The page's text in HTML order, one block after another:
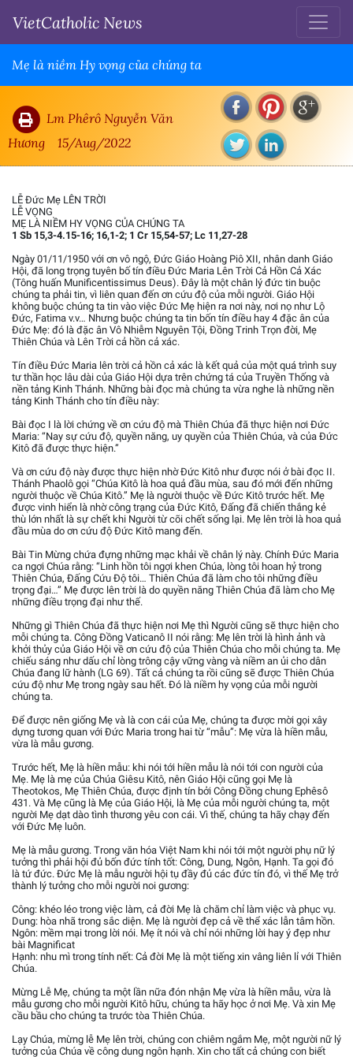
VietCatholic News
Mẹ là niềm Hy vọng của chúng ta
Lm Phêrô Nguyễn Văn
Hương
15/Aug/2022
LỄ Đức Mẹ LÊN TRỜI
LỄ VỌNG
MẸ LÀ NIỀM HY VỌNG CỦA CHÚNG TA
1 Sb 15,3-4.15-16; 16,1-2; 1 Cr 15,54-57; Lc 11,27-28
Ngày 01/11/1950 với ơn vô ngộ, Đức Giáo Hoàng Piô XII, nhân danh Giáo
Hội, đã long trọng tuyên bố tín điều Đức Maria Lên Trời Cả Hồn Cả Xác
(Tông huấn Munificentissimus Deus). Đây là một chân lý đức tin buộc
chúng ta phải tin, vì liên quan đến ơn cứu độ của mỗi người. Giáo Hội
không buộc chúng ta tin vào việc Đức Mẹ hiện ra nơi này, nơi nọ như Lộ
Đức, Fatima v.v… Nhưng buộc chúng ta tin bốn tín điều hay 4 đặc ân của
Đức Mẹ: đó là đặc ân Vô Nhiễm Nguyên Tội, Đồng Trinh Trọn đời, Mẹ
Thiên Chúa và Lên Trời cả hồn cả xác.
Tín điều Đức Maria lên trời cả hồn cả xác là kết quả của một quá trình suy
tư thần học lâu dài của Giáo Hội dựa trên chứng tá của Truyền Thống và
nền tảng Kinh Thánh. Những bài đọc mà chúng ta vừa nghe là những nền
tảng Kinh Thánh cho tín điều này:
Bài đọc I là lời chứng về ơn cứu độ mà Thiên Chúa đã thực hiện nơi Đức
Maria: “Nay sự cứu độ, quyền năng, uy quyền của Thiên Chúa, và của Đức
Kitô đã được thực hiện.”
Và ơn cứu độ này được thực hiện nhờ Đức Kitô như được nói ở bài đọc II.
Thánh Phaolô gọi “Chúa Kitô là hoa quả đầu mùa, sau đó mới đến những
người thuộc về Chúa Kitô.” Mẹ là người thuộc về Đức Kitô trước hết. Mẹ
được vinh hiển là nhờ công trạng của Đức Kitô, Đấng đã chiến thắng kẻ
thù lớn nhất là sự chết khi Người từ cõi chết sống lại. Mẹ lên trời là hoa quả
đầu mùa do ơn cứu độ Đức Kitô mang đến.
Bài Tin Mừng chứa đựng những mạc khải về chân lý này. Chính Đức Maria
ca ngợi Chúa rằng: “Linh hồn tôi ngợi khen Chúa, lòng tôi hoan hỷ trong
Thiên Chúa, Đấng Cứu Độ tôi… Thiên Chúa đã làm cho tôi những điều
trọng đại…” Mẹ được lên trời là do quyền năng Thiên Chúa đã làm cho Mẹ
những điều trọng đại như thế.
Những gì Thiên Chúa đã thực hiện nơi Mẹ thì Người cũng sẽ thực hiện cho
mỗi chúng ta. Công Đồng Vaticanô II nói rằng: Mẹ lên trời là hình ảnh và
khởi thủy của Giáo Hội về ơn cứu độ của Thiên Chúa cho mỗi chúng ta. Mẹ
chiếu sáng như dấu chỉ lòng trông cậy vững vàng và niềm an ủi cho dân
Chúa đang lữ hành (LG 69). Tất cả chúng ta rồi cũng sẽ được Thiên Chúa
cứu độ như Mẹ trong ngày sau hết. Đó là niềm hy vọng của mỗi người
chúng ta.
Để được nên giống Mẹ và là con cái của Mẹ, chúng ta được mời gọi xây
dựng tương quan với Đức Maria trong hai từ “mẫu”: Mẹ vừa là hiền mẫu,
vừa là mẫu gương.
Trước hết, Mẹ là hiền mẫu: khi nói tới hiền mẫu là nói tới con người của
Mẹ. Mẹ là mẹ của Chúa Giêsu Kitô, nên Giáo Hội cũng gọi Mẹ là
Theotokos, Mẹ Thiên Chúa, được định tín bởi Công Đồng chung Ephêsô
431. Và Mẹ cũng là Mẹ của Giáo Hội, là Mẹ của mỗi người chúng ta, một
người Mẹ dạt dào tình thương yêu con cái. Vì thế, chúng ta hãy chạy đến
với Đức Mẹ luôn.
Mẹ là mẫu gương. Trong văn hóa Việt Nam khi nói tới một người phụ nữ lý
tưởng thì phải hội đủ bốn đức tính tốt: Công, Dung, Ngôn, Hạnh. Ta gọi đó
là tứ đức. Đức Mẹ là mẫu người hội tụ đầy đủ các đức tín đó, vì thế Mẹ trở
thành lý tưởng cho mỗi người noi gương:
Công: khéo léo trong việc làm, cả đời Mẹ là chăm chỉ làm việc và phục vụ.
Dung: hòa nhã trong sắc diện. Mẹ là người đẹp cả về thể xác lẫn tâm hồn.
Ngôn: mềm mại trong lời nói. Mẹ ít nói và chỉ nói những lời hay ý đẹp như
bài Magnificat
Hạnh: nhu mì trong tính nết: Cả đời Mẹ là một tiếng xin vâng liên lỉ với Thiên
Chúa.
Mừng Lễ Mẹ, chúng ta một lần nữa đón nhận Mẹ vừa là hiền mẫu, vừa là
mẫu gương cho mỗi người Kitô hữu, chúng ta hãy học ở nơi Mẹ. Và xin Mẹ
cầu bầu cho chúng ta trước tòa Thiên Chúa.
Lạy Chúa, mừng lễ Mẹ lên trời, chúng con chiêm ngắm Mẹ, một người nữ lý
tưởng của Chúa về công dung ngôn hạnh. Xin cho tất cả chúng con biết